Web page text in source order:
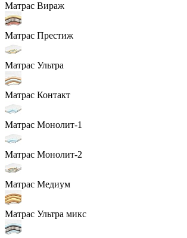
Матрас Вираж
Матрас Престиж
Матрас Ультра
Матрас Контакт
Матрас Монолит-1
Матрас Монолит-2
Матрас Медиум
Матрас Ультра микс